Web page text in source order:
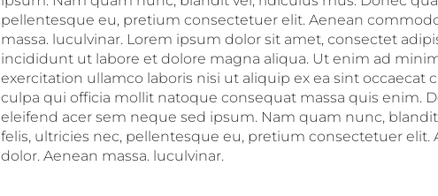
pellentesque eu, pretium consectetuer elit. Aenean
massa. luculvinar. Lorem ipsum dolor sit amet, consectet
incididunt ut labore et dolore magna aliqua. Ut enim ad
exercitation ullamco laboris nisi ut aliquip ex ea sint occaecat
culpa qui officia mollit natoque consequat massa quis enim.
eleifend acer sem neque sed ipsum. Nam quam nunc,
felis, ultricies nec, pellentesque eu, pretium consectetuer
dolor. Aenean massa. luculvinar.